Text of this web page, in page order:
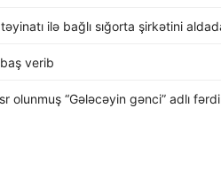
ilə bağlı sığorta şirkətini
verib
olunmuş “Gələcəyin gənci” adlı